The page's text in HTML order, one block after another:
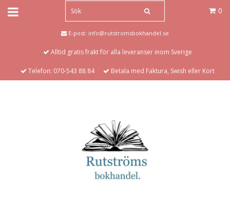
0
E-post: info@rutstromsbokhandel.se
Alltid gratis frakt för alla leveranser inom Sverige
Telefon: 070-543 88 84 Betala med Faktura, Swish eller Kort